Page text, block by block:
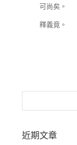
可尚矣。
釋義竟。
近期文章